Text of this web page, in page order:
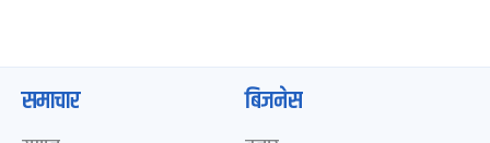
समाचार बिजनेस